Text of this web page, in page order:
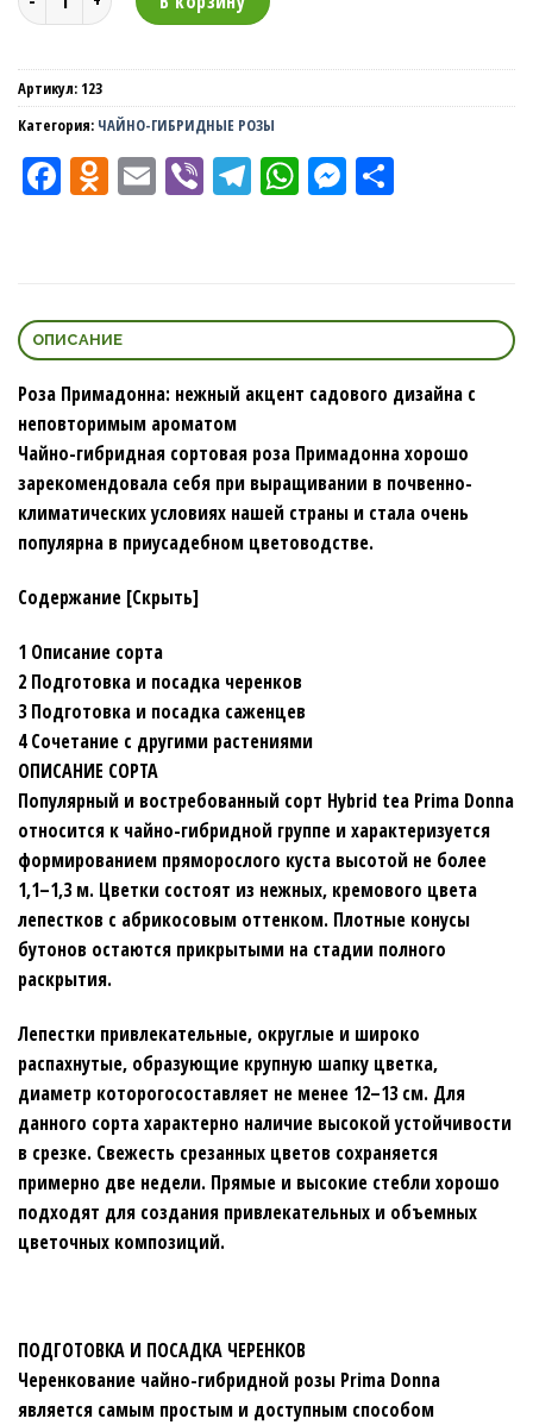
Артикул: 123
Категория: ЧАЙНО-ГИБРИДНЫЕ РОЗЫ
Facebook
Odnoklassniki
EmailViberTelegram
WhatsApp
Messenger
ОПИСАНИЕ
Роза Примадонна: нежный акцент садового дизайна с
неповторимым ароматом
Чайно-гибридная сортовая роза Примадонна хорошо
зарекомендовала себя при выращивании в почвенно-
климатических условиях нашей страны и стала очень
популярна в приусадебном цветоводстве.
Содержание [Скрыть]
1 Описание сорта
2 Подготовка и посадка черенков
3 Подготовка и посадка саженцев
4 Сочетание с другими растениями
ОПИСАНИЕ СОРТА
Популярный и востребованный сорт Hybrіd tеa Prima Donna
относится к чайно-гибридной группе и характеризуется
формированием пряморослого куста высотой не более
1,1–1,3 м. Цветки состоят из нежных, кремового цвета
лепестков с абрикосовым оттенком. Плотные конусы
бутонов остаются прикрытыми на стадии полного
раскрытия.
Лепестки привлекательные, округлые и широко
распахнутые, образующие крупную шапку цветка,
диаметр которогосоставляет не менее 12–13 см. Для
данного сорта характерно наличие высокой устойчивости
в срезке. Свежесть срезанных цветов сохраняется
примерно две недели. Прямые и высокие стебли хорошо
подходят для создания привлекательных и объемных
цветочных композиций.
ПОДГОТОВКА И ПОСАДКА ЧЕРЕНКОВ
Черенкование чайно-гибридной розы Prima Donna
является самым простым и доступным способом